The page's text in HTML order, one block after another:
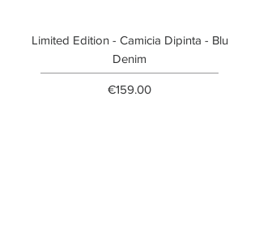
Limited Edition - Camicia Dipinta - Blu
Denim
Price
€159.00